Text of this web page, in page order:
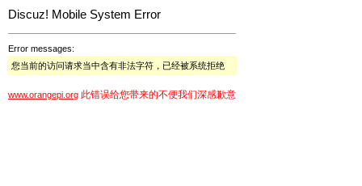
Discuz! Mobile System Error
Error messages:
您当前的访问请求当中含有非法字符，已经被系统拒绝
www.orangepi.org 此错误给您带来的不便我们深感歉意